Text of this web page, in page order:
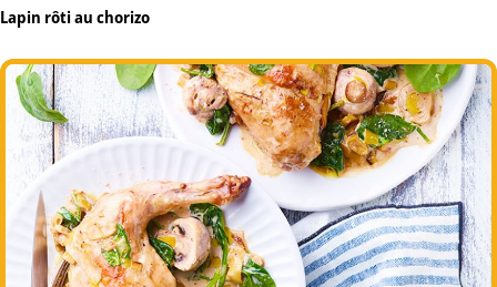
Lapin rôti au chorizo